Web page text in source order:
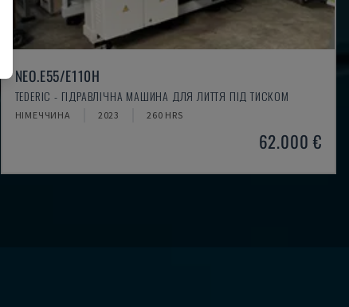
NEO.E55/E110H
TEDERIC - ГІДРАВЛІЧНА МАШИНА ДЛЯ ЛИТТЯ ПІД ТИСКОМ
НІМЕЧЧИНА 2023 260 HRS
62.000 €